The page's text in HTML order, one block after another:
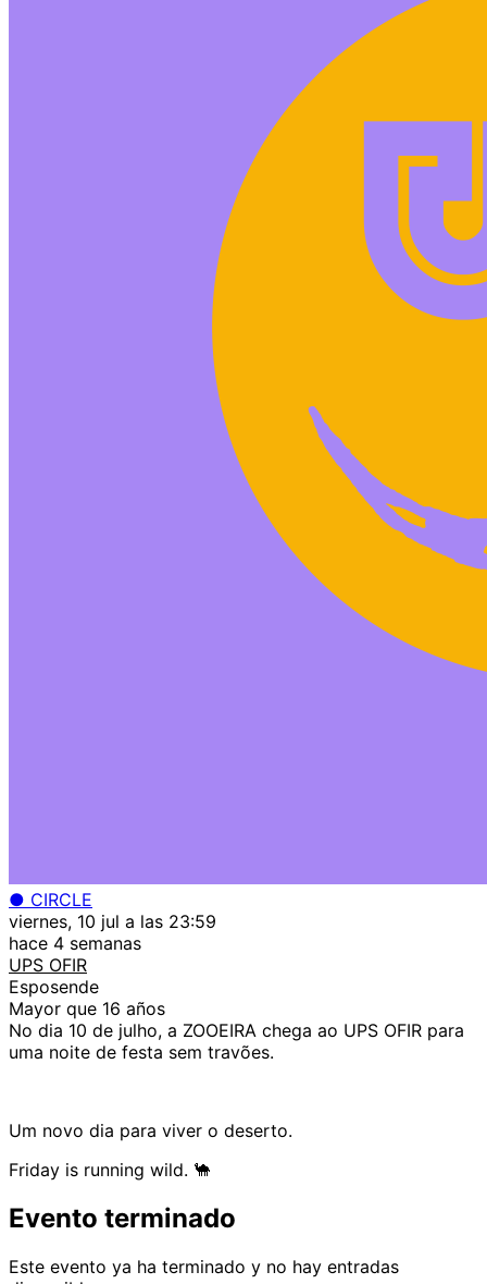
● CIRCLE
viernes, 10 jul a las 23:59
hace 4 semanas
UPS OFIR
Esposende
Mayor que 16 años
No dia 10 de julho, a ZOOEIRA chega ao UPS OFIR para
uma noite de festa sem travões.
Um novo dia para viver o deserto.
Friday is running wild. 🐪
Evento terminado
Este evento ya ha terminado y no hay entradas